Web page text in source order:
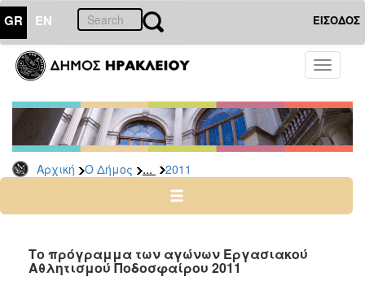
GR EN ΕΙΣΟΔΟΣ
Toggle
Αρχική Ο Δήμος ... 2011
ΔΗΜΟΣ
Δελτία
Τύπου
Αρχείο
2026
2024
2022
Το πρόγραμμα των αγώνων Εργασιακού
Αθλητισμού Ποδοσφαίρου 2011